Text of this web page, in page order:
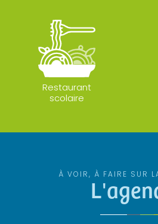
Restaurant
scolaire
À VOIR, À FAIRE SUR